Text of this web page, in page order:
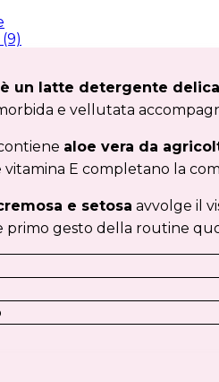
è un latte detergente
e vellutata
aloe vera da
vitamina E completano la
e setosa avvolge il
primo gesto della routine